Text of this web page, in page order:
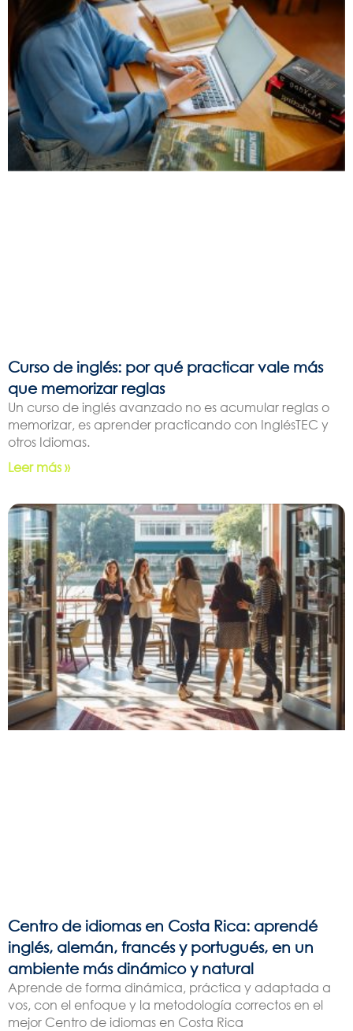
Curso de inglés: por qué practicar vale más
que memorizar reglas
Un curso de inglés avanzado no es acumular reglas o
memorizar, es aprender practicando con InglésTEC y
otros Idiomas.
Leer más »
Centro de idiomas en Costa Rica: aprendé
inglés, alemán, francés y portugués, en un
ambiente más dinámico y natural
Aprende de forma dinámica, práctica y adaptada a
vos, con el enfoque y la metodología correctos en el
mejor Centro de idiomas en Costa Rica